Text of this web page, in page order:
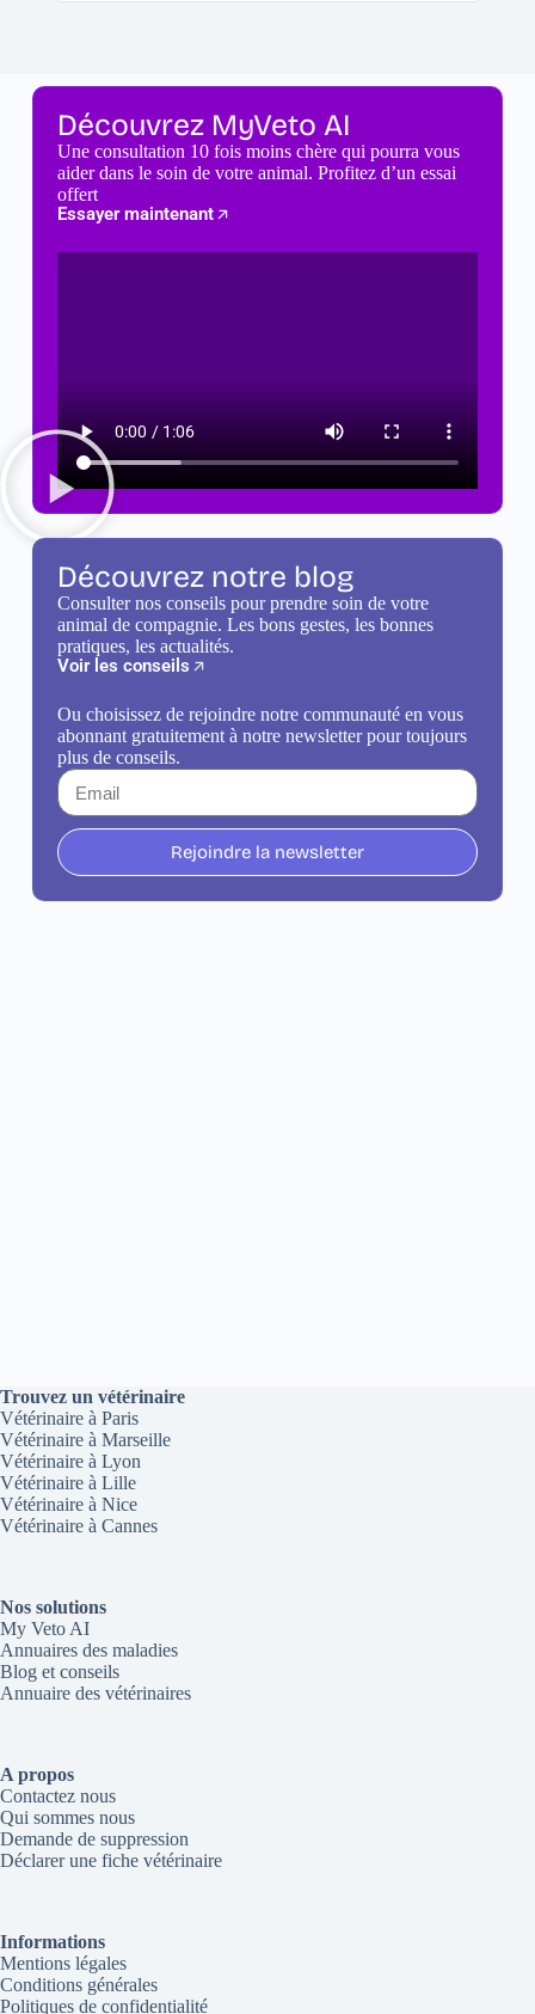
Découvrez MyVeto AI
Une consultation 10 fois moins chère qui pourra vous
aider dans le soin de votre animal. Profitez d’un essai
offert
Essayer maintenant
Découvrez notre blog
Consulter nos conseils pour prendre soin de votre
animal de compagnie. Les bons gestes, les bonnes
pratiques, les actualités.
Voir les conseils
Ou choisissez de rejoindre notre communauté en vous
abonnant gratuitement à notre newsletter pour toujours
plus de conseils.
Rejoindre la newsletter
Trouvez un vétérinaire
Vétérinaire à Paris
Vétérinaire à Marseille
Vétérinaire à Lyon
Vétérinaire à Lille
Vétérinaire à Nice
Vétérinaire à Cannes
Nos solutions
My Veto AI
Annuaires des maladies
Blog et conseils
Annuaire des vétérinaires
A propos
Contactez nous
Qui sommes nous
Demande de suppression
Déclarer une fiche vétérinaire
Informations
Mentions légales
Conditions générales
Politiques de confidentialité